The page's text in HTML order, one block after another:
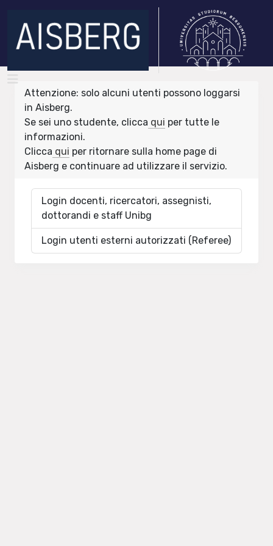
Attenzione: solo alcuni utenti possono loggarsi
in Aisberg.
Se sei uno studente, clicca qui per tutte le
informazioni.
Clicca qui per ritornare sulla home page di
Aisberg e continuare ad utilizzare il servizio.
Login docenti, ricercatori, assegnisti,
dottorandi e staff Unibg
Login utenti esterni autorizzati (Referee)